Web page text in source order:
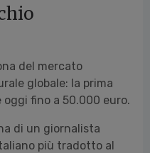
del mercato
globale: la prima
oggi fino a 50.000 euro.
di un giornalista
più tradotto al